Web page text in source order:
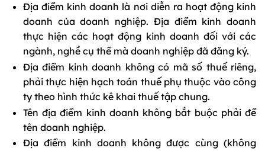
Địa điểm kinh doanh là nơi diễn ra hoạt động kinh
doanh của doanh nghiệp. Địa điểm kinh doanh
thực hiện các hoạt động kinh doanh đối với các
ngành, nghề cụ thể mà doanh nghiệp đã đăng ký.
Địa điểm kinh doanh không có mã số thuế riêng,
phải thực hiện hạch toán thuế phụ thuộc vào công
ty theo hình thức kê khai thuế tập chung.
Tên địa điểm kinh doanh không bắt buộc phải để
tên doanh nghiệp.
Địa điểm kinh doanh không được cùng (không